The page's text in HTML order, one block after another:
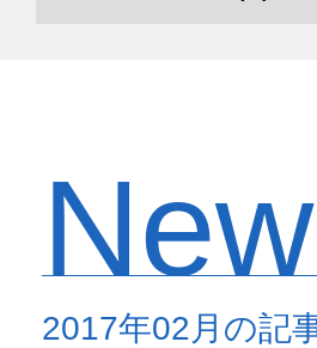
2017年02月の記